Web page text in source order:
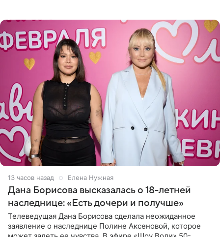
13 часов назад Елена Нужная
Дана Борисова высказалась о 18-летней
наследнице: «Есть дочери и получше»
Телеведущая Дана Борисова сделала неожиданное
заявление о наследнице Полине Аксеновой, которое